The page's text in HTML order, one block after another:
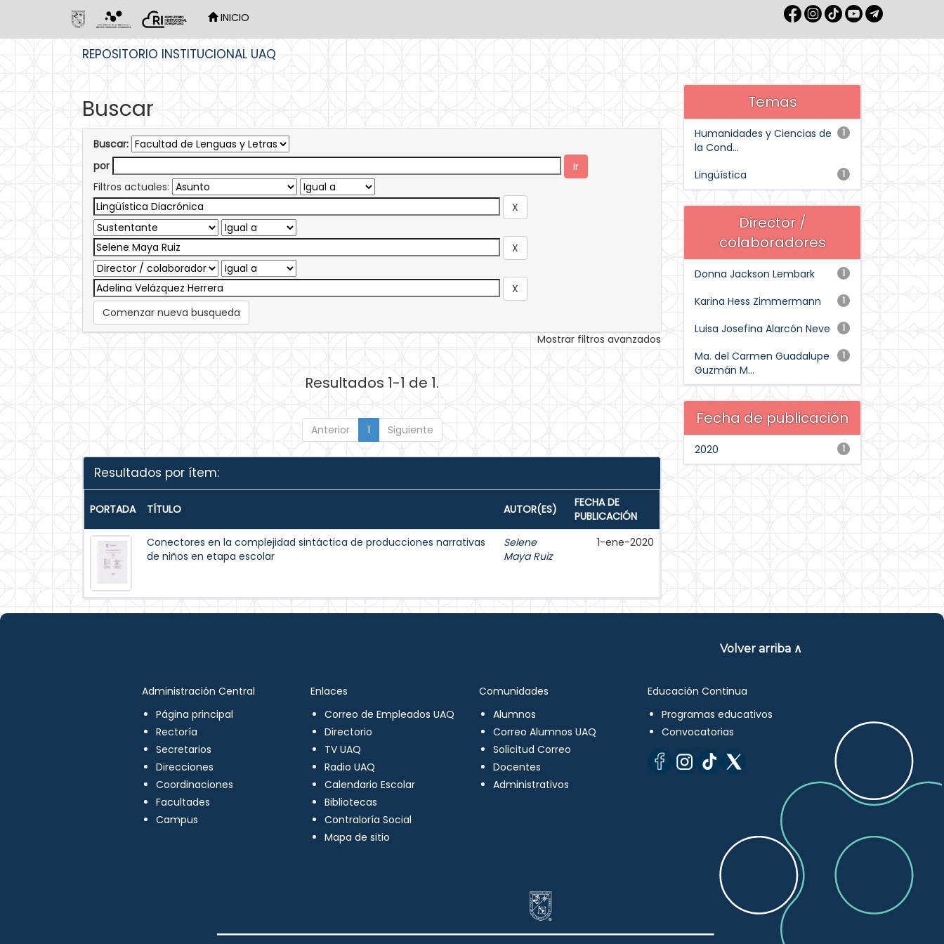
INICIO
REPOSITORIO INSTITUCIONAL UAQ
Buscar
Buscar:
por
Filtros actuales:
Comenzar nueva busqueda
Mostrar filtros avanzados
Resultados 1-1 de 1.
Anterior 1 Siguiente
Resultados por ítem:
PORTADA TÍTULO AUTOR(ES)
FECHA DE
PUBLICACIÓN
Conectores en la complejidad sintáctica de producciones narrativas
de niños en etapa escolar
Selene
Maya Ruiz
1-ene-2020
Temas
1
Humanidades y Ciencias de
la Cond...
1
Lingüística
Director /
colaboradores
1
Donna Jackson Lembark
1
Karina Hess Zimmermann
1
Luisa Josefina Alarcón Neve
1
Ma. del Carmen Guadalupe
Guzmán M...
Fecha de publicación
1
2020
Volver arriba ∧
Administración Central
Página principal
Rectoría
Secretarios
Direcciones
Coordinaciones
Facultades
Campus
Enlaces
Correo de Empleados UAQ
Directorio
TV UAQ
Radio UAQ
Calendario Escolar
Bibliotecas
Contraloría Social
Mapa de sitio
Comunidades
Alumnos
Correo Alumnos UAQ
Solicitud Correo
Docentes
Administrativos
Educación Continua
Programas educativos
Convocatorias